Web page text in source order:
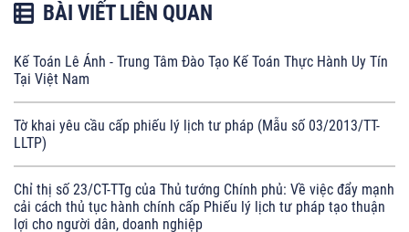
BÀI VIẾT LIÊN QUAN
Kế Toán Lê Ánh - Trung Tâm Đào Tạo Kế Toán Thực Hành Uy Tín
Tại Việt Nam
Tờ khai yêu cầu cấp phiếu lý lịch tư pháp (Mẫu số 03/2013/TT-
LLTP)
Chỉ thị số 23/CT-TTg của Thủ tướng Chính phủ: Về việc đẩy mạnh
cải cách thủ tục hành chính cấp Phiếu lý lịch tư pháp tạo thuận
lợi cho người dân, doanh nghiệp